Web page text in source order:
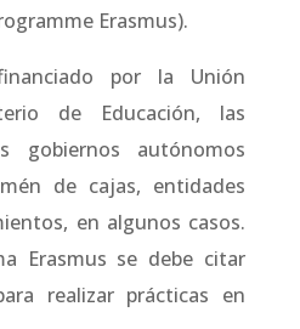
Erasmus).
por la Unión
de Educación, las
gobiernos autónomos
de cajas, entidades
en algunos casos.
Erasmus se debe citar
realizar prácticas en